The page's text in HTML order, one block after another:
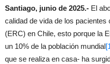
Santiago, junio de 2025.- El
calidad de vida de los
(ERC) en Chile, esto porque la
un 10% de la población mundial
que se realiza en casa- ha